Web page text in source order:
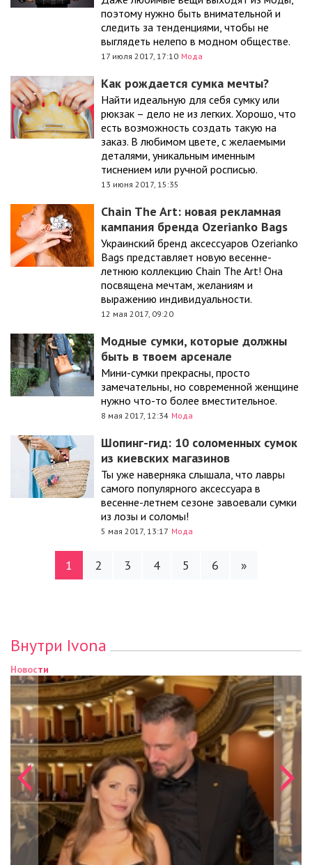
поэтому нужно быть внимательной и
следить за тенденциями, чтобы не
выглядеть нелепо в модном обществе.
17 июля 2017, 17:10 Мода
Как рождается сумка мечты?
Найти идеальную для себя сумку или
рюкзак – дело не из легких. Хорошо, что
есть возможность создать такую на
заказ. В любимом цвете, с желаемыми
деталями, уникальным именным
тиснением или ручной росписью.
13 июня 2017, 15:35
Chain The Art: новая рекламная
кампания бренда Ozerianko Bags
Украинский бренд аксессуаров Ozerianko
Bags представляет новую весенне-
летнюю коллекцию Chain The Art! Она
посвящена мечтам, желаниям и
выражению индивидуальности.
12 мая 2017, 09:20
Модные сумки, которые должны
быть в твоем арсенале
Мини-сумки прекрасны, просто
замечательны, но современной женщине
нужно что-то более вместительное.
8 мая 2017, 12:34 Мода
Шопинг-гид: 10 соломенных сумок
из киевских магазинов
Ты уже наверняка слышала, что лавры
самого популярного аксессуара в
весенне-летнем сезоне завоевали сумки
из лозы и соломы!
5 мая 2017, 13:17 Мода
1 2 3 4 5 6 »
Внутри Ivona
Новости